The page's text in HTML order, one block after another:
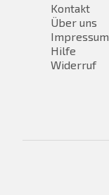
Kontakt
Über uns
Impressum
Hilfe
Widerruf